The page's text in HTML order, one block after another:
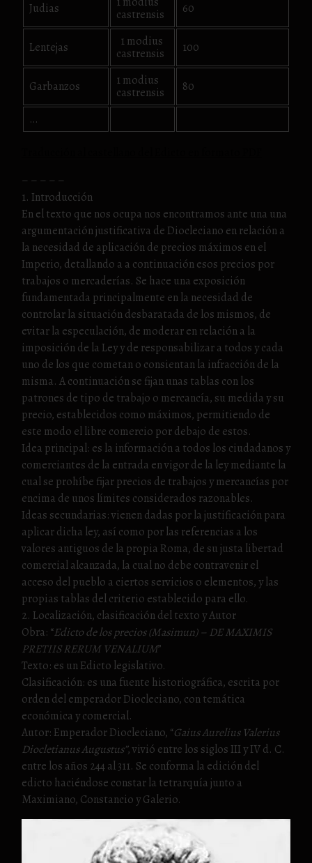
Judias
castrensis
60
Lentejas
1 modius
castrensis
100
Garbanzos
1 modius
castrensis
80
…
– – – – –
1. Introducción
En el texto que nos ocupa nos encontramos ante una una
argumentación justificativa de Diocleciano en relación a
la necesidad de aplicación de precios máximos en el
Imperio, detallando a a continuación esos precios por
trabajos o mercaderías. Se hace una exposición
fundamentada principalmente en la necesidad de
controlar la situación desbaratada de los mismos, de
evitar la especulación, de moderar en relación a la
imposición de la Ley y de responsabilizar a todos y cada
uno de los que cometan o consientan la infracción de la
misma. A continuación se fijan unas tablas con los
patrones de tipo de trabajo o mercancía, su medida y su
precio, establecidos como máximos, permitiendo de
este modo el libre comercio por debajo de estos.
Idea principal: es la información a todos los ciudadanos y
comerciantes de la entrada en vigor de la ley mediante la
cual se prohíbe fijar precios de trabajos y mercancías por
encima de unos límites considerados razonables.
Ideas secundarias: vienen dadas por la justificación para
aplicar dicha ley, así como por las referencias a los
valores antiguos de la propia Roma, de su justa libertad
comercial alcanzada, la cual no debe contravenir el
acceso del pueblo a ciertos servicios o elementos, y las
propias tablas del criterio establecido para ello.
2. Localización, clasificación del texto y Autor
Obra: “Edicto de los precios (Masimun) – DE MAXIMIS
PRETIIS RERUM VENALIUM”
Texto: es un Edicto legislativo.
Clasificación: es una fuente historiográfica, escrita por
orden del emperador Diocleciano, con temática
económica y comercial.
Autor: Emperador Diocleciano, “Gaius Aurelius Valerius
Diocletianus Augustus”, vivió entre los siglos III y IV d. C.
entre los años 244 al 311. Se conforma la edición del
edicto haciéndose constar la tetrarquía junto a
Maximiano, Constancio y Galerio.